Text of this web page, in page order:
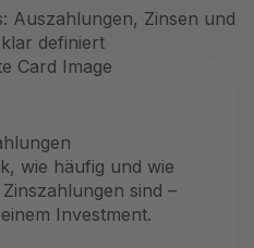
Auszahlungen, Zinsen und
definiert
wie häufig und wie
sind –
Investment.